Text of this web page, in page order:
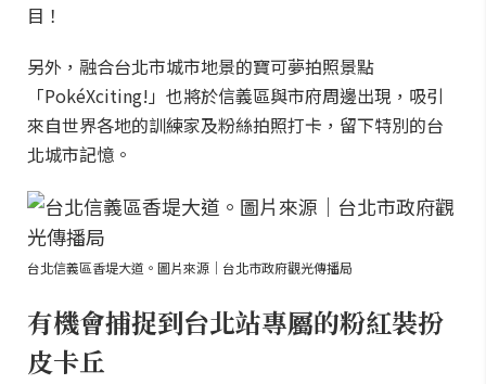
目！
另外，融合台北市城市地景的寶可夢拍照景點
「PokéXciting!」也將於信義區與市府周邊出現，吸引
來自世界各地的訓練家及粉絲拍照打卡，留下特別的台
北城市記憶。
台北信義區香堤大道。圖片來源｜台北市政府觀光傳播局
有機會捕捉到台北站專屬的粉紅裝扮
皮卡丘